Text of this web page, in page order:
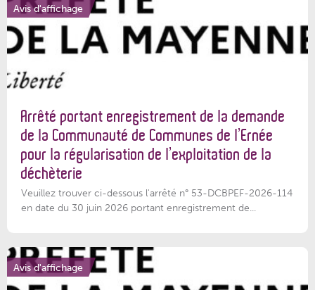
Avis d'affichage
Arrêté portant enregistrement de la demande
de la Communauté de Communes de l’Ernée
pour la régularisation de l’exploitation de la
déchèterie
Veuillez trouver ci-dessous l'arrêté n° 53-DCBPEF-2026-114
en date du 30 juin 2026 portant enregistrement de...
Avis d'affichage